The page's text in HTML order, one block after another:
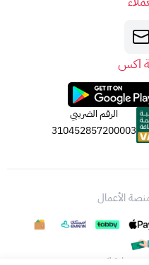
اكس
الرقم الضريبي
310452857200003
الأعمال
بوابة اكس